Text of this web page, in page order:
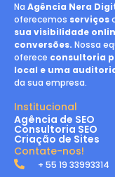
Na Agência Nera
oferecemos serviços
sua visibilidade
conversões. Nossa
oferece consultoria
local e uma
da sua empresa.
Institucional
Agência de SEO
Consultoria SEO
Criação de Sites
Contate-nos!
+ 55 19 33993314